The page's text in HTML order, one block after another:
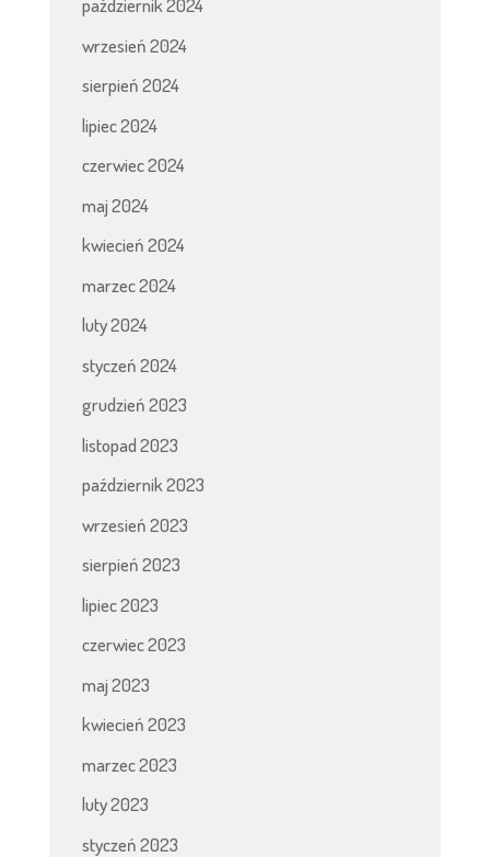
październik 2024
wrzesień 2024
sierpień 2024
lipiec 2024
czerwiec 2024
maj 2024
kwiecień 2024
marzec 2024
luty 2024
styczeń 2024
grudzień 2023
listopad 2023
październik 2023
wrzesień 2023
sierpień 2023
lipiec 2023
czerwiec 2023
maj 2023
kwiecień 2023
marzec 2023
luty 2023
styczeń 2023